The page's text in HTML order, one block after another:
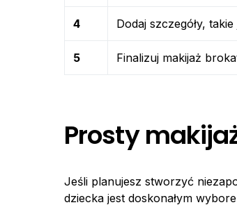
4 Dodaj szczegóły,
5 Finalizuj makijaż
Prosty
Jeśli planujesz stworzyć
dziecka jest doskonałym